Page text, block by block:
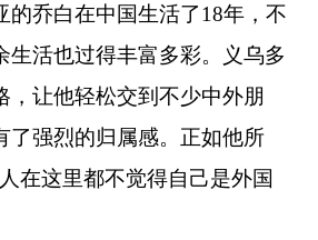
乔白在中国生活了18年，不
生活也过得丰富多彩。义乌多
，让他轻松交到不少中外朋
了强烈的归属感。正如他所
在这里都不觉得自己是外国